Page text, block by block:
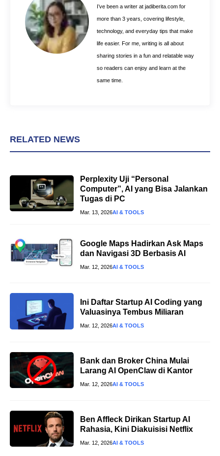
k
e
s
t
p
p
I’ve been a writer at jadiberita.com for
more than 3 years, covering lifestyle,
technology, and everyday tips that make
life easier. For me, writing is all about
sharing stories in a fun and relatable way
so readers can enjoy and learn at the
same time.
RELATED NEWS
Perplexity Uji “Personal
Computer”, AI yang Bisa Jalankan
Tugas di PC
Mar. 13, 2026AI & TOOLS
Google Maps Hadirkan Ask Maps
dan Navigasi 3D Berbasis AI
Mar. 12, 2026AI & TOOLS
Ini Daftar Startup AI Coding yang
Valuasinya Tembus Miliaran
Mar. 12, 2026AI & TOOLS
Bank dan Broker China Mulai
Larang AI OpenClaw di Kantor
Mar. 12, 2026AI & TOOLS
Ben Affleck Dirikan Startup AI
Rahasia, Kini Diakuisisi Netflix
Mar. 12, 2026AI & TOOLS